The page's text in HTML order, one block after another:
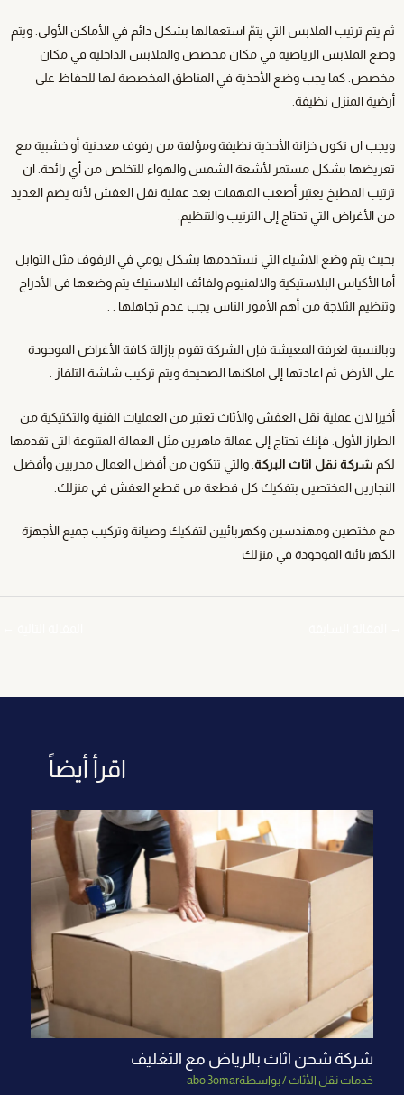
ثم يتم ترتيب الملابس التي يتمّ استعمالها بشكل دائم في الأماكن الأولى. ويتم
وضع الملابس الرياضية في مكان مخصص والملابس الداخلية في مكان
مخصص. كما يجب وضع الأحذية في المناطق المخصصة لها للحفاظ على
أرضية المنزل نظيفة.
ويجب ان تكون خزانة الأحذية نظيفة ومؤلفة من رفوف معدنية أو خشبية مع
تعريضها بشكل مستمر لأشعة الشمس والهواء للتخلص من أي رائحة. ان
ترتيب المطبخ يعتبر أصعب المهمات بعد عملية نقل العفش لأنه يضم العديد
من الأغراض التي تحتاج إلى الترتيب والتنظيم.
بحيث يتم وضع الاشياء التي نستخدمها بشكل يومي في الرفوف مثل التوابل
أما الأكياس البلاستيكية والالمنيوم ولفائف البلاستيك يتم وضعها في الأدراج
وتنظيم الثلاجة من أهم الأمور الناس يجب عدم تجاهلها . .
وبالنسبة لغرفة المعيشة فإن الشركة تقوم بإزالة كافة الأغراض الموجودة
على الأرض ثم اعادتها إلى اماكنها الصحيحة ويتم تركيب شاشة التلفاز .
أخيرا لان عملية نقل العفش والأثاث تعتبر من العمليات الفنية والتكتيكية من
الطراز الأول. فإنك تحتاج إلى عمالة ماهرين مثل العمالة المتنوعة التي تقدمها
لكم شركة نقل اثاث البركة . والتي تتكون من أفضل العمال مدربين وأفضل
النجارين المختصين بتفكيك كل قطعة من قطع العفش في منزلك.
مع مختصين ومهندسين وكهربائيين لتفكيك وصيانة وتركيب جميع الأجهزة
الكهربائية الموجودة في منزلك
اقرأ أيضاً
شركة شحن اثاث بالرياض مع التغليف
خدمات نقل الأثاث / بواسطةabo 3omar